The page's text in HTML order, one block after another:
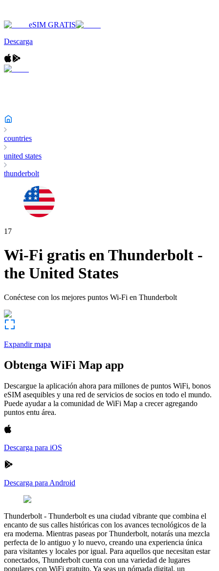
eSIM GRATIS
Descarga
countries
united states
thunderbolt
17
Wi-Fi gratis enThunderbolt -
the United States
Conéctese con los mejores puntos Wi-Fi en Thunderbolt
Expandir mapa
Obtenga WiFi Map app
Descargue la aplicación ahora para millones de puntos WiFi, bonos
eSIM asequibles y una red de servicios de socios en todo el mundo.
Puede ayudar a la comunidad de WiFi Map a crecer agregando
puntos entu área.
Descarga para iOS
Descarga para Android
Thunderbolt - Thunderbolt es una ciudad vibrante que combina el
encanto de sus calles históricas con los avances tecnológicos de la
era moderna. Mientras paseas por Thunderbolt, notarás una mezcla
perfecta de lo antiguo y lo nuevo, creando una experiencia única
para visitantes y locales por igual. Para aquellos que necesitan estar
conectados, Thunderbolt cuenta con una variedad de lugares
populares con WiFi gratuito. Ya seas un nómada digital, un